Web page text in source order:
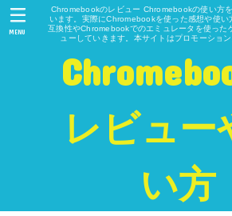
Chromebookのレビュー Chromebookの使い方
います。実際にChromebookを使った感想や使
互換性やChromebookでのエミュレータを使った
ューしていきます。本サイトはプロモーショ
レビュー
い方
MENU